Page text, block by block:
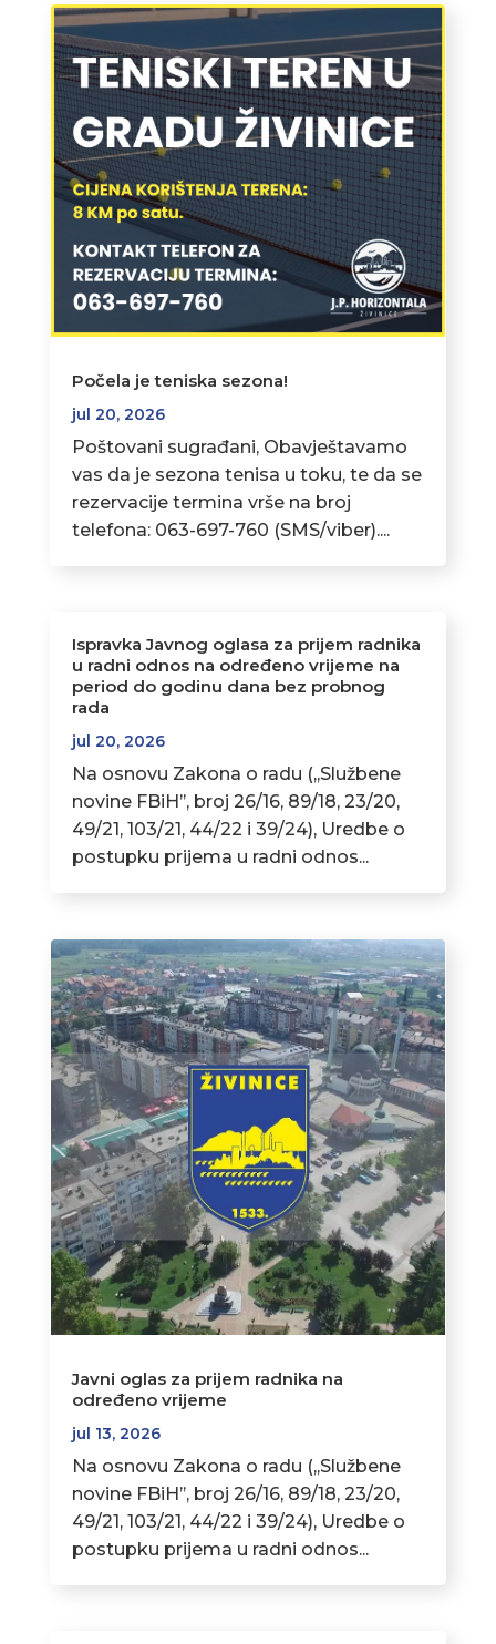
Počela je teniska sezona!
jul 20, 2026
Poštovani sugrađani, Obavještavamo
vas da je sezona tenisa u toku, te da se
rezervacije termina vrše na broj
telefona: 063-697-760 (SMS/viber)....
Ispravka Javnog oglasa za prijem radnika
u radni odnos na određeno vrijeme na
period do godinu dana bez probnog
rada
jul 20, 2026
Na osnovu Zakona o radu (,,Službene
novine FBiH’’, broj 26/16, 89/18, 23/20,
49/21, 103/21, 44/22 i 39/24), Uredbe o
postupku prijema u radni odnos...
Javni oglas za prijem radnika na
određeno vrijeme
jul 13, 2026
Na osnovu Zakona o radu (,,Službene
novine FBiH’’, broj 26/16, 89/18, 23/20,
49/21, 103/21, 44/22 i 39/24), Uredbe o
postupku prijema u radni odnos...